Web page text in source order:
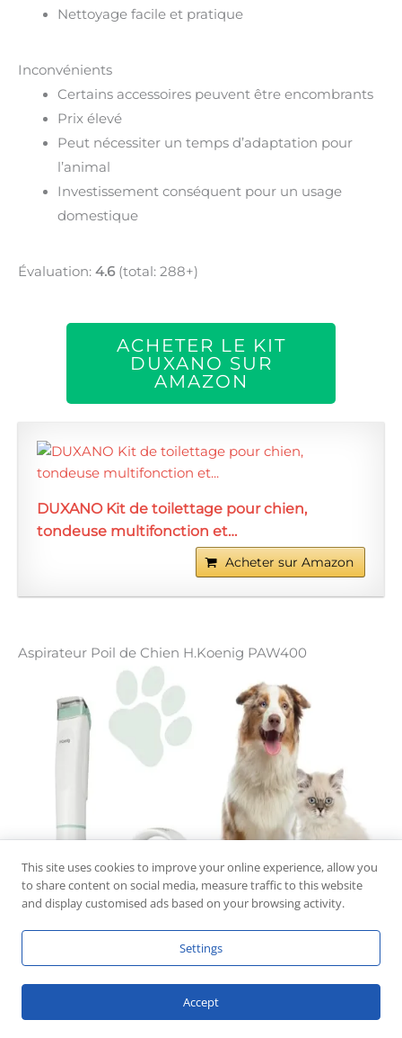
Nettoyage facile et pratique
Inconvénients
Certains accessoires peuvent être encombrants
Prix élevé
Peut nécessiter un temps d’adaptation pour
l’animal
Investissement conséquent pour un usage
domestique
Évaluation: 4.6(total: 288+)
ACHETER LE KIT
DUXANO SUR
AMAZON
DUXANO Kit de toilettage pour chien,
tondeuse multifonction et…
Acheter sur Amazon
Aspirateur Poil de Chien H.Koenig PAW400
This site uses cookies to improve your online experience, allow you
to share content on social media, measure traffic to this website
and display customised ads based on your browsing activity.
Settings
Accept